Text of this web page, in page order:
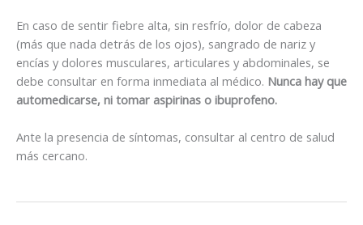
En caso de sentir fiebre alta, sin resfrío, dolor de cabeza
(más que nada detrás de los ojos), sangrado de nariz y
encías y dolores musculares, articulares y abdominales, se
debe consultar en forma inmediata al médico. Nunca hay que
automedicarse, ni tomar aspirinas o ibuprofeno.
Ante la presencia de síntomas, consultar al centro de salud
más cercano.